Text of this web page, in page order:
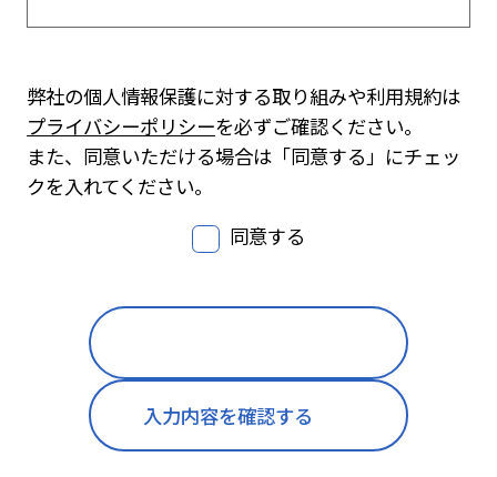
弊社の個人情報保護に対する取り組みや利用規約は
プライバシーポリシーを必ずご確認ください。
また、同意いただける場合は「同意する」にチェッ
クを入れてください。
同意する